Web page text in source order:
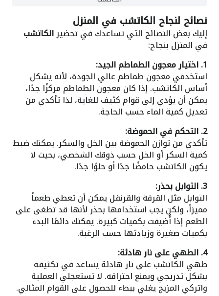
نصائح لنجاح الكاتشب في المنزل
إليك بعض النصائح التي تساعدك في تحضيرالكاتشب
في المنزل بنجاح:
1. اختيار معجون الطماطم الجيد:
استخدمي معجون طماطم عالي الجودة، لأنه يشكل
أساس الكاتشب. إذا كان معجون الطماطم مركزًا جدًا،
يمكن أن يؤدي إلى قوام كثيف للغاية، لذا تأكدي من
تعديل كمية الماء حسب الحاجة.
2. التحكم في الحموضة:
تأكدي من توازن الحموضة بين الخل والسكر. يمكنك ضبط
كمية السكر أو الخل حسب ذوقك الشخصي، بحيث لا
يكون الكاتشب حامضًا جدًا أو حلوًا جدًا.
3. التوابل بحذر:
التوابل مثل القرفة والقرنفل يمكن أن تعطي طعماً
مميزاً، ولكن يجب استخدامها بحذر لأنها قد تطغى على
الطعم إذا أُضيفت بكميات كبيرة. يمكنك دائمًا البدء
بكميات صغيرة وزيادتها حسب الرغبة.
4. الطهي على نار هادئة:
طهي الكاتشب على نار هادئة يساعد في تكثيفه
بشكل تدريجي ويمنع احتراقه. لا تستعجلي العملية
واتركي المزيج يغلي ببطء للحصول على القوام المثالي.